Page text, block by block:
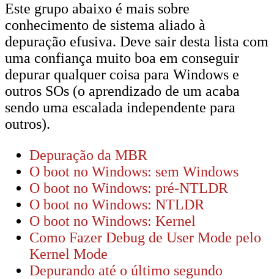
Este grupo abaixo é mais sobre
conhecimento de sistema aliado à
depuração efusiva. Deve sair desta lista com
uma confiança muito boa em conseguir
depurar qualquer coisa para Windows e
outros SOs (o aprendizado de um acaba
sendo uma escalada independente para
outros).
Depuração da MBR
O boot no Windows: sem Windows
O boot no Windows: pré-NTLDR
O boot no Windows: NTLDR
O boot no Windows: Kernel
Como Fazer Debug de User Mode pelo
Kernel Mode
Depurando até o último segundo